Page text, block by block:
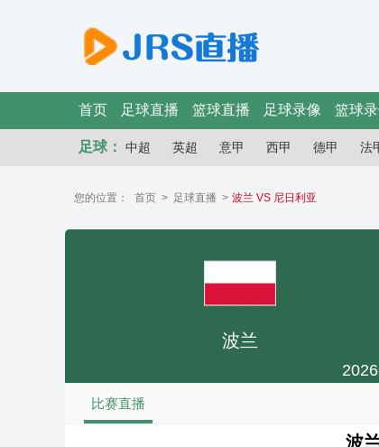
首页 足球直播 篮球直播 足球录像 篮球
足球： 中超 英超 意甲 西甲 德甲 法
您的位置： 首页 > 足球直播 > 波兰 VS 尼日利亚
波兰
比赛直播
波